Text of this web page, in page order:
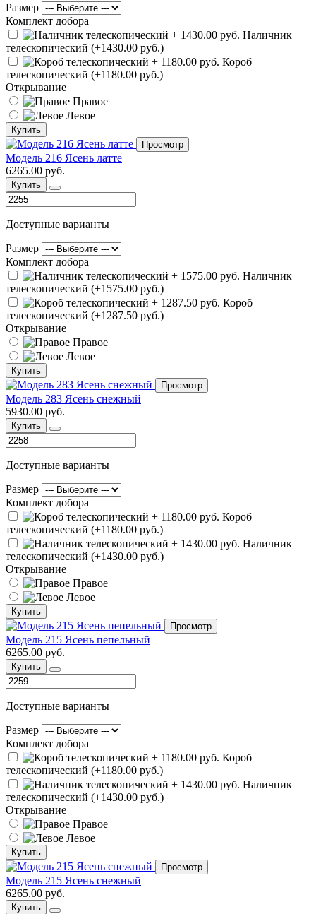
Размер
Комплект добора
Наличник
телескопический (+1430.00 руб.)
Короб
телескопический (+1180.00 руб.)
Открывание
Правое
Левое
Купить
Просмотр
Модель 216 Ясень латте
6265.00 руб.
Купить
Доступные варианты
Размер
Комплект добора
Наличник
телескопический (+1575.00 руб.)
Короб
телескопический (+1287.50 руб.)
Открывание
Правое
Левое
Купить
Просмотр
Модель 283 Ясень снежный
5930.00 руб.
Купить
Доступные варианты
Размер
Комплект добора
Короб
телескопический (+1180.00 руб.)
Наличник
телескопический (+1430.00 руб.)
Открывание
Правое
Левое
Купить
Просмотр
Модель 215 Ясень пепельный
6265.00 руб.
Купить
Доступные варианты
Размер
Комплект добора
Короб
телескопический (+1180.00 руб.)
Наличник
телескопический (+1430.00 руб.)
Открывание
Правое
Левое
Купить
Просмотр
Модель 215 Ясень снежный
6265.00 руб.
Купить